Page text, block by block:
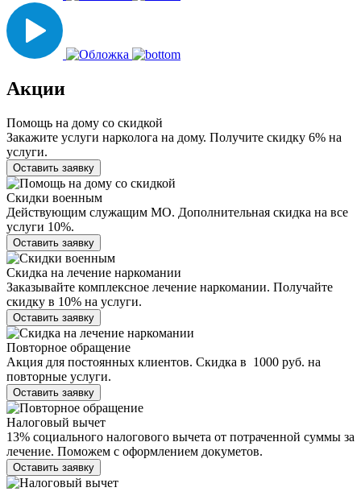
Акции
Помощь на дому со скидкой
Закажите услуги нарколога на дому. Получите скидку 6% на
услуги.
Оставить заявку
Скидки военным
Действующим служащим МО. Дополнительная скидка на все
услуги 10%.
Оставить заявку
Скидка на лечение наркомании
Заказывайте комплексное лечение наркомании. Получайте
скидку в 10% на услуги.
Оставить заявку
Повторное обращение
Акция для постоянных клиентов. Скидка в 1000 руб. на
повторные услуги.
Оставить заявку
Налоговый вычет
13% социального налогового вычета от потраченной суммы за
лечение. Поможем с оформлением докуметов.
Оставить заявку